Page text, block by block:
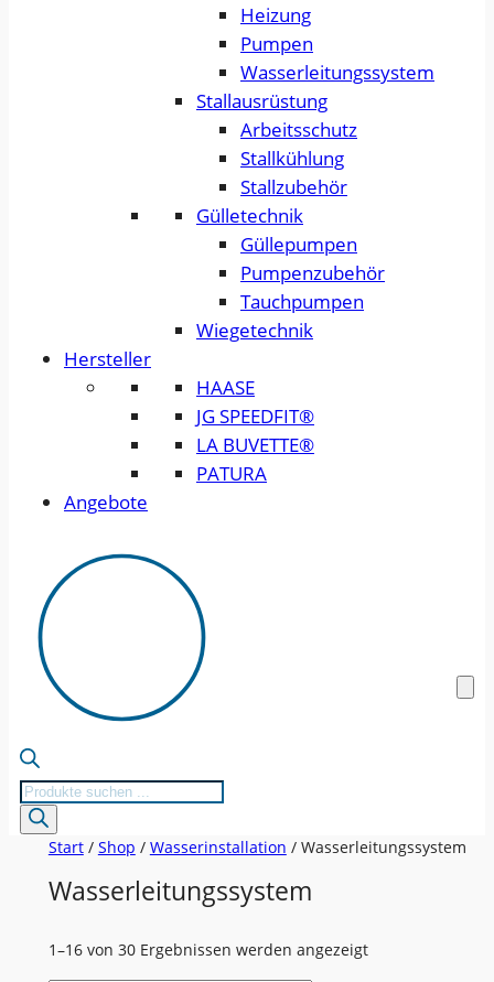
Heizung
Pumpen
Wasserleitungssystem
Stallausrüstung
Arbeitsschutz
Stallkühlung
Stallzubehör
Gülletechnik
Güllepumpen
Pumpenzubehör
Tauchpumpen
Wiegetechnik
Hersteller
HAASE
JG SPEEDFIT®
LA BUVETTE®
PATURA
Angebote
Products
search
Start/ Shop / Wasserinstallation / Wasserleitungssystem
Wasserleitungssystem
1–16 von 30 Ergebnissen werden angezeigt